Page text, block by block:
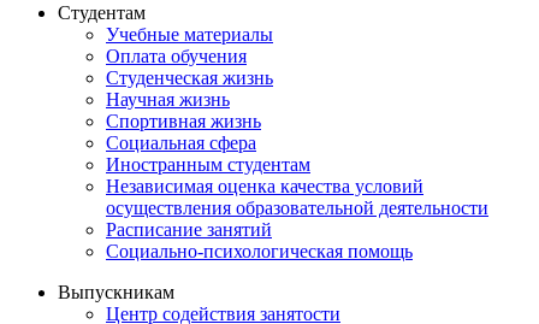
Студентам
Учебные материалы
Оплата обучения
Студенческая жизнь
Научная жизнь
Спортивная жизнь
Социальная сфера
Иностранным студентам
Независимая оценка качества условий
осуществления образовательной деятельности
Расписание занятий
Социально-психологическая помощь
Выпускникам
Центр содействия занятости